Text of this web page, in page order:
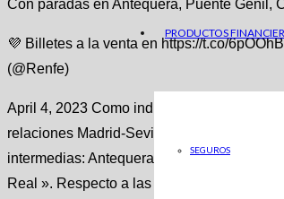
PRODUCTOS
SEGUROS
Con paradas en Antequera, Puente Genil,
💜 Billetes a la venta en https://t.co/
(@Renfe)
April 4, 2023 Como indica la compañía
relaciones Madrid-Sevilla y Madrid-
intermedias: Antequera Santa Ana,
Real ». Respecto a las fechas clave